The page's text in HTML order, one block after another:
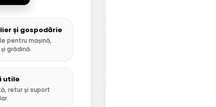
și gospodărie
pentru mașină,
grădină.
utile
retur și suport